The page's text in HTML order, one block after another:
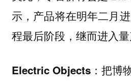
示，产品将在明年二月
程最后阶段，继而进入量
Electric Objects：把博